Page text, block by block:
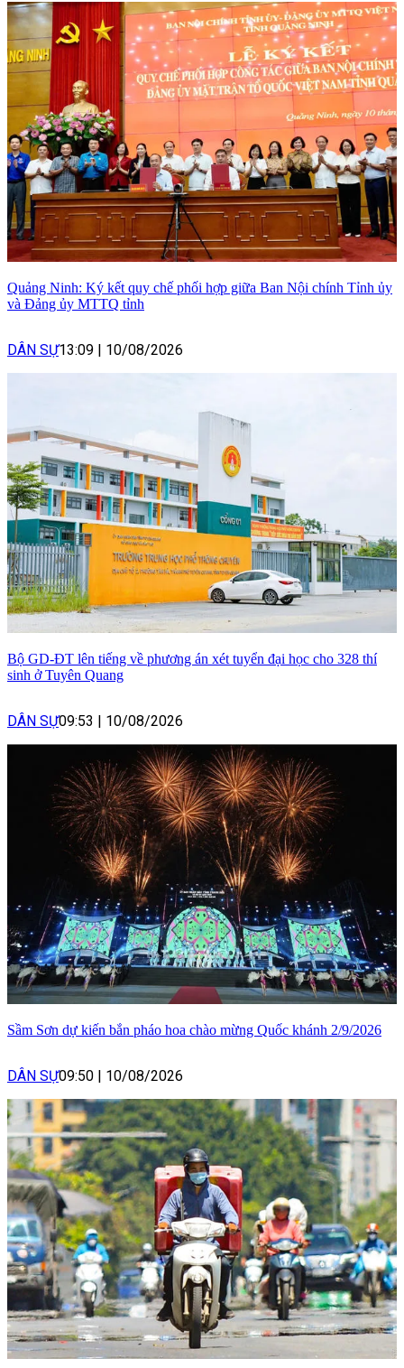
Quảng Ninh: Ký kết quy chế phối hợp giữa Ban Nội chính Tỉnh ủy
và Đảng ủy MTTQ tỉnh
DÂN SỰ13:09 | 10/08/2026
Bộ GD-ĐT lên tiếng về phương án xét tuyển đại học cho 328 thí
sinh ở Tuyên Quang
DÂN SỰ09:53 | 10/08/2026
Sầm Sơn dự kiến bắn pháo hoa chào mừng Quốc khánh 2/9/2026
DÂN SỰ09:50 | 10/08/2026